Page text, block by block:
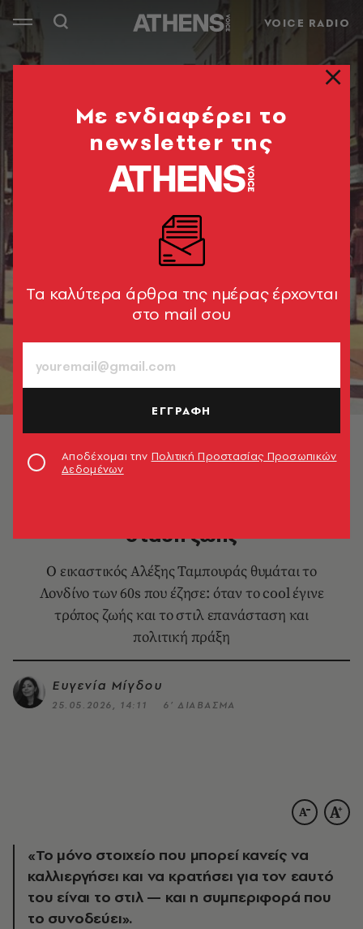
VOICE RADIO
Καρτ ποστάλ με την οδό Carnaby (περίπου 1973) ©
στάση ζωής
Ο εικαστικός Αλέξης Ταμπουράς θυμάται το
Λονδίνο των 60s που έζησε: όταν το cool έγινε
τρόπος ζωής και το στιλ επανάσταση και
πολιτική πράξη
Ευγενία Μίγδου
25.05.2026, 14:11 6’ ΔΙΑΒΑΣΜΑ
«Το μόνο στοιχείο που μπορεί κανείς να
καλλιεργήσει και να κρατήσει για τον εαυτό
του είναι το στιλ — και η συμπεριφορά που
το συνοδεύει».
Mε ενδιαφέρει το
newsletter της
Tα καλύτερα άρθρα της ημέρας έρχονται
στο mail σου
ΕΓΓΡΑΦΗ
Αποδέχομαι την Πολιτική Προστασίας Προσωπικών
Δεδομένων